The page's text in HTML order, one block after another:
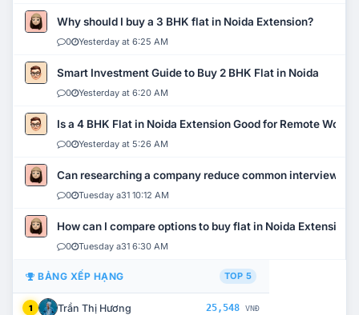
Why should I buy a 3 BHK flat in Noida Extension?
0 Yesterday at 6:25 AM
Smart Investment Guide to Buy 2 BHK Flat in Noida
0 Yesterday at 6:20 AM
Is a 4 BHK Flat in Noida Extension Good for Remote Work?
0 Yesterday at 5:26 AM
Can researching a company reduce common interview
0 Tuesday a31 10:12 AM
How can I compare options to buy flat in Noida Extension?
0 Tuesday a31 6:30 AM
BẢNG XẾP HẠNG TOP 5
1 Trần Thị Hương 25,548 VNĐ